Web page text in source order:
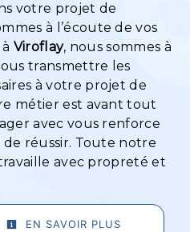
votre projet de
à l’écoute de vos
Viroflay, nous sommes à
transmettre les
à votre projet de
métier est avant tout
avec vous renforce
réussir. Toute notre
avec propreté et
EN SAVOIR PLUS